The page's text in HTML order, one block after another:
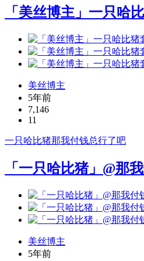
「美丝博主」一只哈
美丝博主
5年前
7,146
11
一只哈比猪那我付钱总行了吧
「一只哈比猪」@那
美丝博主
5年前